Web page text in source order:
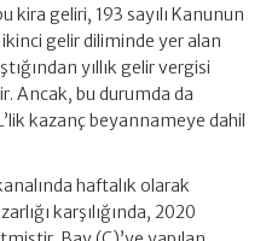
kira geliri, 193 sayılı Kanunun
gelir diliminde yer alan
yıllık gelir vergisi
Ancak, bu durumda da
kazanç beyannameye dahil
haftalık olarak
karşılığında, 2020